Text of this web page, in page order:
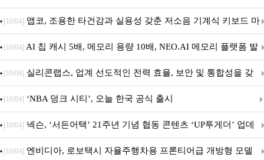
특집(1-4편)
[10/04] 앱코, 조용한 타건감과 실용성 갖춘 저소음 기계식 키보드 마
우스 세트 'KM580' 출시
[10/04] AI 칩 캐시 5배, 메모리 용량 10배, NEO.AI 메모리 플랫폼 발
표
[10/04] 실리콘랩스, 업계 선도적인 전력 효율, 보안 및 통합성을 갖
춘 초저전력 블루투스 LE SoC ‘BG2B’ 공개
[10/04] ‘NBA 덩크 시티’, 오늘 한국 공식 출시
[10/04] 넥슨, ‘서든어택’ 21주년 기념 협동 콘텐츠 ‘UP투게더’ 업데
이트
[10/04] 엔비디아, 로보택시 자율주행차용 프론티어급 개방형 모델